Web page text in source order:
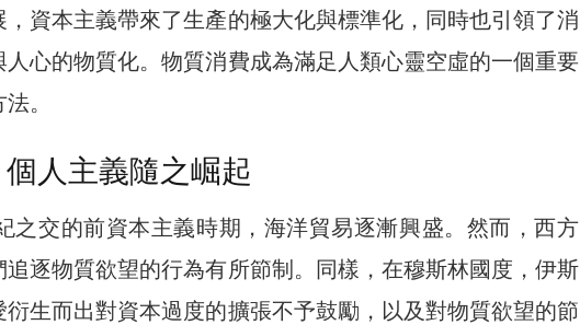
，資本主義️帶來了生產的極大化與標準化，同時也引領了消
人心的物質化。物質消費成為滿足人類心靈空虛的一個重要
。
人主義隨之崛起
之交的前資本主義時期，海洋貿易逐漸興盛。然而，西方
追逐物質欲望的行為有所節制。同樣，在穆斯林國度，伊斯
衍生而出對資本過度的擴張不予鼓勵，以及對物質欲望的節